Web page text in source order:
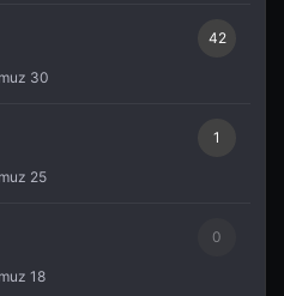
42
30
1
25
0
18